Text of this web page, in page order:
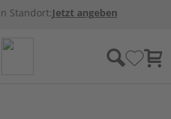
Standort:Jetzt angeben